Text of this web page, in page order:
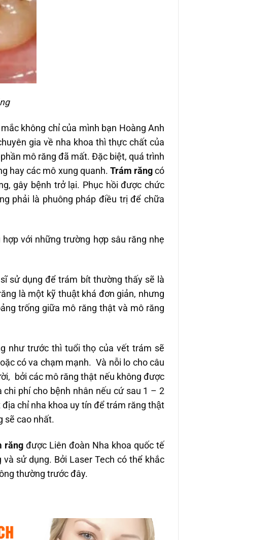
không chỉ của mình bạn Hoàng Anh
gia về nha khoa thì thực chất của
mô răng đã mất. Đặc biệt, quá trình
hay các mô xung quanh. Trám răngcó
gây bệnh trở lại. Phục hồi được chức
phải là phuông pháp điều trị để chữa
với những trường hợp sâu răng nhẹ
sử dụng để trám bít thường thấy sẽ là
là một kỹ thuật khá đơn giản, nhưng
trống giữa mô răng thật và mô răng
như trước thì tuổi thọ của vết trám sẽ
có va chạm mạnh. Và nỗi lo cho câu
bởi các mô răng thật nếu không được
phí cho bệnh nhân nếu cứ sau 1 – 2
chỉ nha khoa uy tín để trám răng thật
sẽ cao nhất.
răng được Liên đoàn Nha khoa quốc tế
sử dụng. Bởi Laser Tech có thể khắc
thường trước đây.